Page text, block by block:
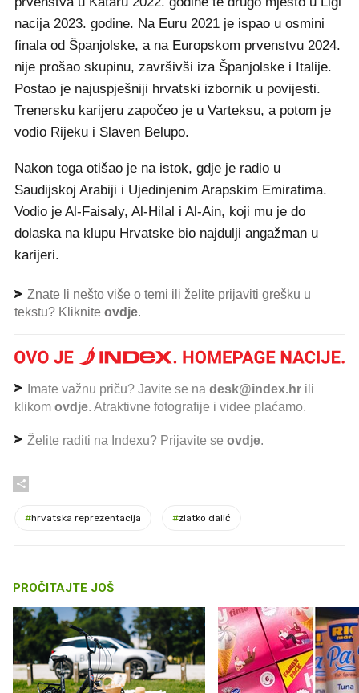
nacija 2023. godine. Na Euru 2021 je ispao u osmini
finala od Španjolske, a na Europskom prvenstvu 2024.
nije prošao skupinu, završivši iza Španjolske i Italije.
Postao je najuspješniji hrvatski izbornik u povijesti.
Trenersku karijeru započeo je u Varteksu, a potom je
vodio Rijeku i Slaven Belupo.
Nakon toga otišao je na istok, gdje je radio u
Saudijskoj Arabiji i Ujedinjenim Arapskim Emiratima.
Vodio je Al-Faisaly, Al-Hilal i Al-Ain, koji mu je do
dolaska na klupu Hrvatske bio najdulji angažman u
karijeri.
Znate li nešto više o temi ili želite prijaviti grešku u
tekstu? Kliknite ovdje.
Imate važnu priču? Javite se na desk@index.hr ili
klikom ovdje. Atraktivne fotografije i videe plaćamo.
Želite raditi na Indexu? Prijavite se ovdje.
#hrvatska reprezentacija #zlatko dalić
PROČITAJTE JOŠ